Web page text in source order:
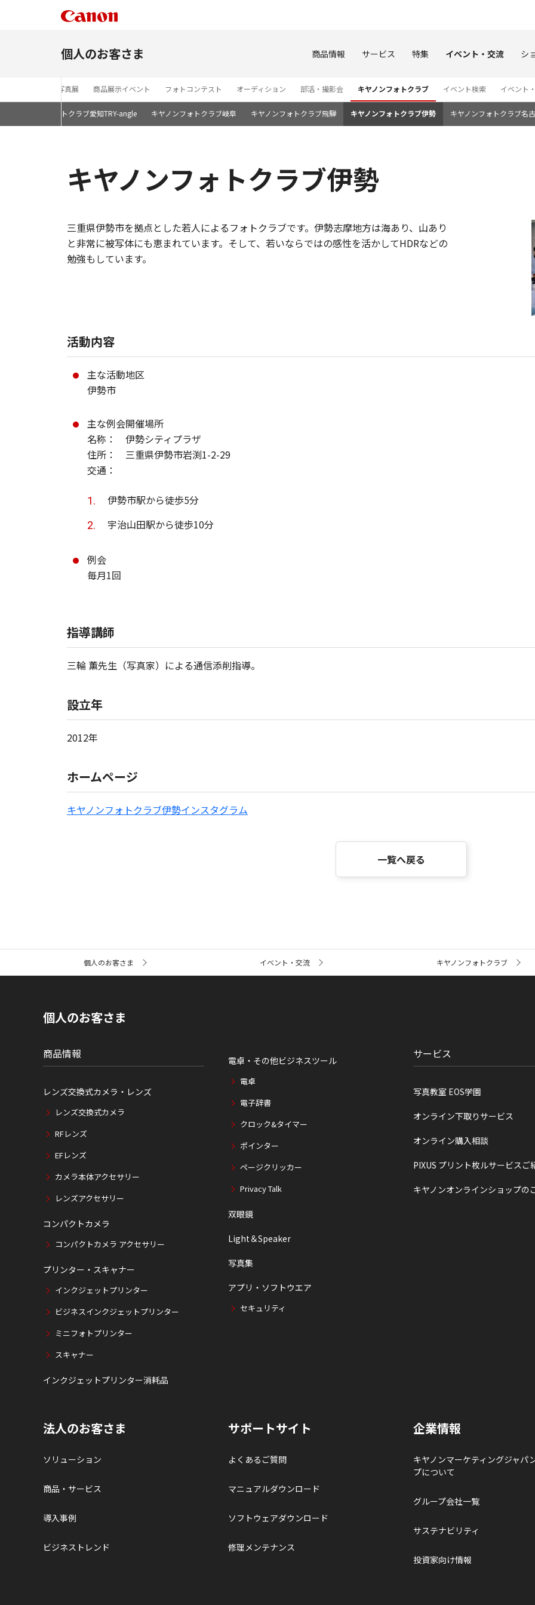
個人のお客さま 商品情報 サービス 特集 イベント・交流 シ
写真展 商品展示イベント フォトコンテスト オーディション 部活・撮影会 キヤノンフォトクラブ イベント検索 イベント
キヤノンフォトクラブ愛知TRY-angle キヤノンフォトクラブ岐阜 キヤノンフォトクラブ飛騨 キヤノンフォトクラブ伊勢 キヤノンフォトクラブ名
キヤノンフォトクラブ伊勢
三重県伊勢市を拠点とした若人によるフォトクラブです。伊勢志摩地方は海あり、山あり
と非常に被写体にも恵まれています。そして、若いならではの感性を活かしてHDRなどの
勉強もしています。
活動内容
主な活動地区
伊勢市
主な例会開催場所
名称： 伊勢シティプラザ
住所： 三重県伊勢市岩渕1-2-29
交通：
伊勢市駅から徒歩5分
宇治山田駅から徒歩10分
例会
毎月1回
指導講師
三輪 薫先生（写真家）による通信添削指導。
設立年
2012年
ホームページ
キヤノンフォトクラブ伊勢インスタグラム
一覧へ戻る
ト
個人のお客さま イベント・交流 キヤノンフォトクラブ
個人のお客さま
商品情報
レンズ交換式カメラ・レンズ
レンズ交換式カメラ
RFレンズ
EFレンズ
カメラ本体アクセサリー
レンズアクセサリー
コンパクトカメラ
コンパクトカメラ アクセサリー
プリンター・スキャナー
インクジェットプリンター
ビジネスインクジェットプリンター
ミニフォトプリンター
スキャナー
インクジェットプリンター消耗品
電卓・その他ビジネスツール
電卓
電子辞書
クロック&タイマー
ポインター
ページクリッカー
Privacy Talk
双眼鏡
Light＆Speaker
写真集
アプリ・ソフトウエア
セキュリティ
サービス
写真教室 EOS学園
オンライン下取りサービス
オンライン購入相談
PIXUS プリント枚ルサービスご
キヤノンオンラインショップの
法人のお客さま
ソリューション
商品・サービス
導入事例
ビジネストレンド
サポートサイト
よくあるご質問
マニュアルダウンロード
ソフトウェアダウンロード
修理メンテナンス
企業情報
キヤノンマーケティングジャパ
プについて
グループ会社一覧
サステナビリティ
投資家向け情報